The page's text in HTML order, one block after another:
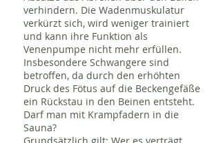
verhindern. Die Wadenmuskulatur
verkürzt sich, wird weniger trainiert
und kann ihre Funktion als
Venenpumpe nicht mehr erfüllen.
Insbesondere Schwangere sind
betroffen, da durch den erhöhten
Druck des Fötus auf die Beckengefäße
ein Rückstau in den Beinen entsteht.
Darf man mit Krampfadern in die
Sauna?